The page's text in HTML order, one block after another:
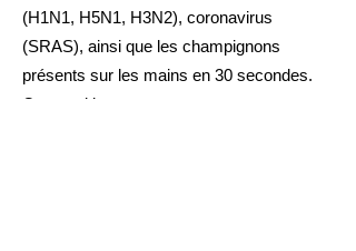
(H1N1, H5N1, H3N2), coronavirus
(SRAS), ainsi que les champignons
présents sur les mains en 30 secondes.
Composition :